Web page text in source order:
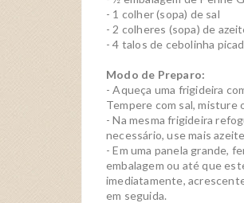
- 1 colher (sopa) de sal
- 2 colheres (sopa) de
- 4 talos de cebolinha
Modo de Preparo:
- Aqueça uma frigideira
Tempere com sal, misture
- Na mesma frigideira
necessário, use mais
- Em uma panela grande,
embalagem ou até que
imediatamente,
em seguida.